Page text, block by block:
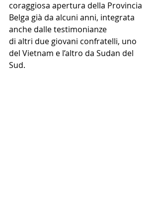
coraggiosa apertura della Provincia
Belga già da alcuni anni, integrata
anche dalle testimonianze
di altri due giovani confratelli, uno
del Vietnam e l’altro da Sudan del
Sud.